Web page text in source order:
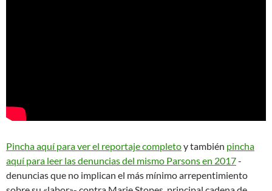
Pincha aquí para ver el reportaje completoy también pincha
aquí para leer las denuncias del mismo Parsons en 2017-
denuncias que no implican el más mínimo arrepentimiento